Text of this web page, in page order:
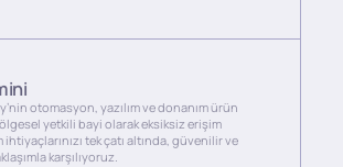
otomasyon, yazılım ve donanım ürün
yetkili bayi olarak eksiksiz erişim
ihtiyaçlarınızı tek çatı altında, güvenilir ve
karşılıyoruz.